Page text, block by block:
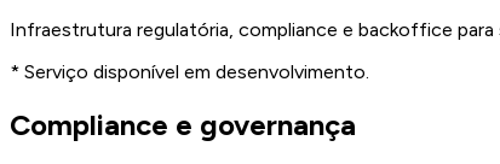
Infraestrutura regulatória, compliance e backoffice
* Serviço disponível em desenvolvimento.
Compliance e governança